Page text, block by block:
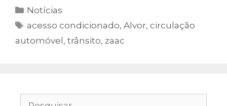
Categorias
Notícias
Etiquetas
acesso condicionado,Alvor,circulação
automóvel, trânsito, zaac